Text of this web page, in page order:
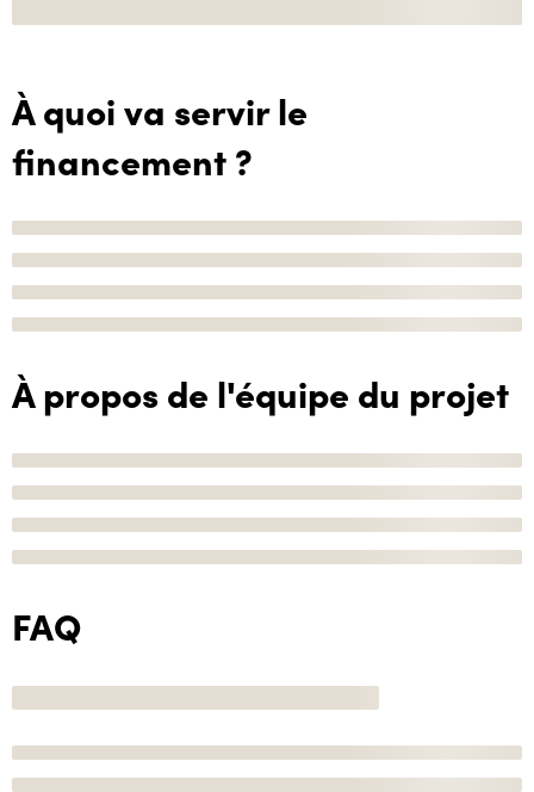
À quoi va servir le
financement ?
À propos de l'équipe du projet
FAQ